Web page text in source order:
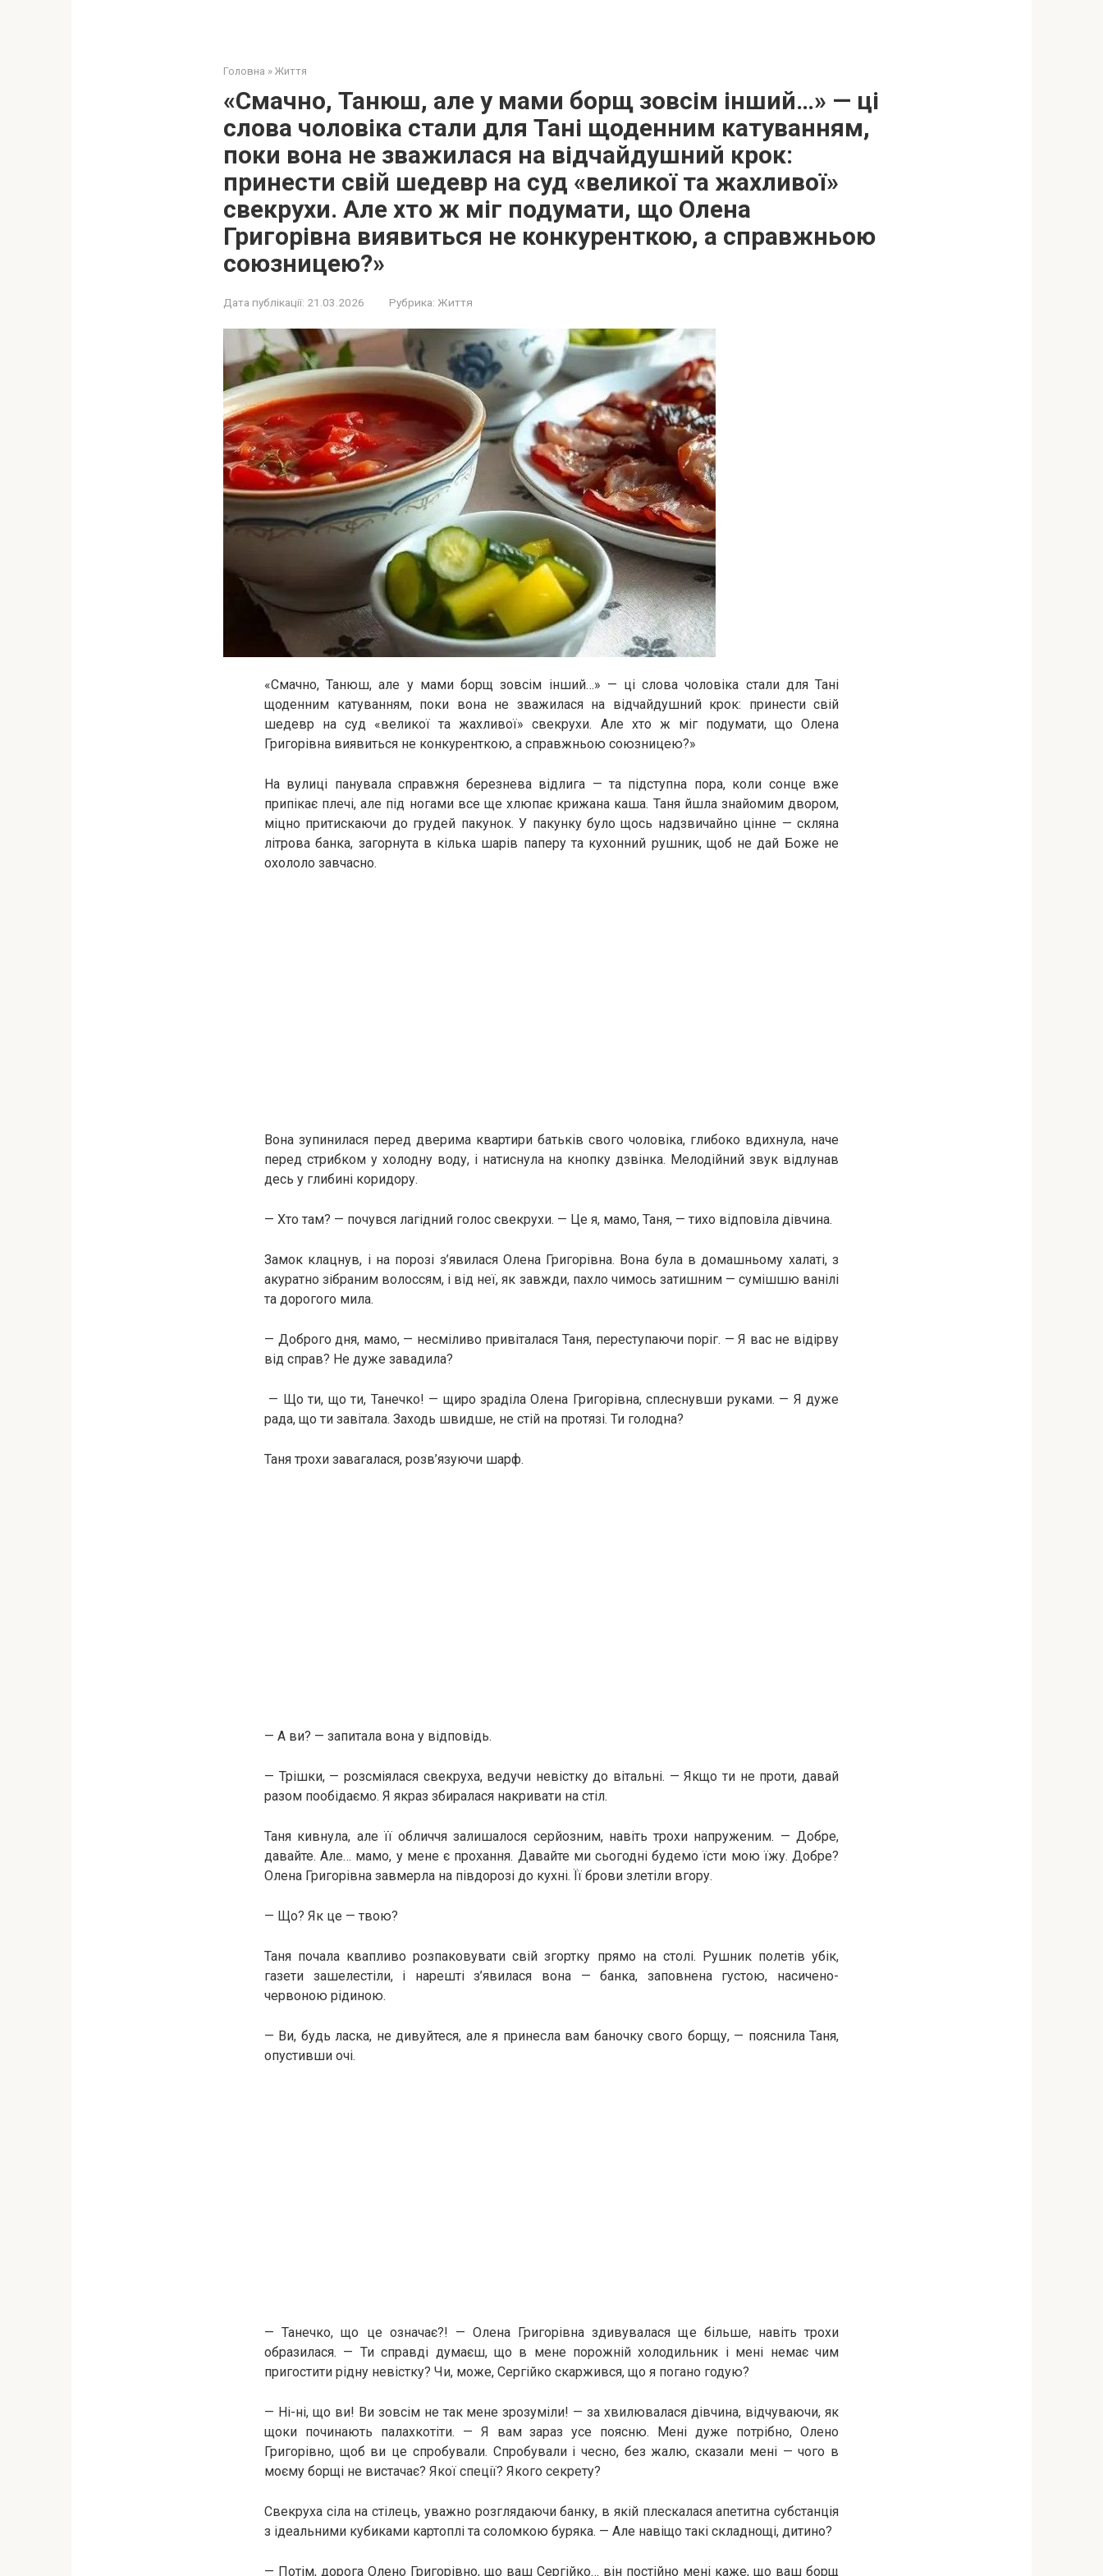
Головна » Життя
«Смачно, Танюш, але у мами борщ зовсім інший…» — ці
слова чоловіка стали для Тані щоденним катуванням,
поки вона не зважилася на відчайдушний крок:
принести свій шедевр на суд «великої та жахливої»
свекрухи. Але хто ж міг подумати, що Олена
Григорівна виявиться не конкуренткою, а справжньою
союзницею?»
Дата публікації: 21.03.2026 Рубрика: Життя
«Смачно, Танюш, але у мами борщ зовсім інший…» — ці слова чоловіка стали для Тані
щоденним катуванням, поки вона не зважилася на відчайдушний крок: принести свій
шедевр на суд «великої та жахливої» свекрухи. Але хто ж міг подумати, що Олена
Григорівна виявиться не конкуренткою, а справжньою союзницею?»
На вулиці панувала справжня березнева відлига — та підступна пора, коли сонце вже
припікає плечі, але під ногами все ще хлюпає крижана каша. Таня йшла знайомим двором,
міцно притискаючи до грудей пакунок. У пакунку було щось надзвичайно цінне — скляна
літрова банка, загорнута в кілька шарів паперу та кухонний рушник, щоб не дай Боже не
охололо завчасно.
Вона зупинилася перед дверима квартири батьків свого чоловіка, глибоко вдихнула, наче
перед стрибком у холодну воду, і натиснула на кнопку дзвінка. Мелодійний звук відлунав
десь у глибині коридору.
— Хто там? — почувся лагідний голос свекрухи. — Це я, мамо, Таня, — тихо відповіла дівчина.
Замок клацнув, і на порозі з’явилася Олена Григорівна. Вона була в домашньому халаті, з
акуратно зібраним волоссям, і від неї, як завжди, пахло чимось затишним — сумішшю ванілі
та дорогого мила.
— Доброго дня, мамо, — несміливо привіталася Таня, переступаючи поріг. — Я вас не відірву
від справ? Не дуже завадила?
— Що ти, що ти, Танечко! — щиро зраділа Олена Григорівна, сплеснувши руками. — Я дуже
рада, що ти завітала. Заходь швидше, не стій на протязі. Ти голодна?
Таня трохи завагалася, розв’язуючи шарф.
— А ви? — запитала вона у відповідь.
— Трішки, — розсміялася свекруха, ведучи невістку до вітальні. — Якщо ти не проти, давай
разом пообідаємо. Я якраз збиралася накривати на стіл.
Таня кивнула, але її обличчя залишалося серйозним, навіть трохи напруженим. — Добре,
давайте. Але… мамо, у мене є прохання. Давайте ми сьогодні будемо їсти мою їжу. Добре?
Олена Григорівна завмерла на півдорозі до кухні. Її брови злетіли вгору.
— Що? Як це — твою?
Таня почала квапливо розпаковувати свій згортку прямо на столі. Рушник полетів убік,
газети зашелестіли, і нарешті з’явилася вона — банка, заповнена густою, насичено-
червоною рідиною.
— Ви, будь ласка, не дивуйтеся, але я принесла вам баночку свого борщу, — пояснила Таня,
опустивши очі.
— Танечко, що це означає?! — Олена Григорівна здивувалася ще більше, навіть трохи
образилася. — Ти справді думаєш, що в мене порожній холодильник і мені немає чим
пригостити рідну невістку? Чи, може, Сергійко скаржився, що я погано годую?
— Ні-ні, що ви! Ви зовсім не так мене зрозуміли! — за хвилювалася дівчина, відчуваючи, як
щоки починають палахкотіти. — Я вам зараз усе поясню. Мені дуже потрібно, Олено
Григорівно, щоб ви це спробували. Спробували і чесно, без жалю, сказали мені — чого в
моєму борщі не вистачає? Якої спеції? Якого секрету?
Свекруха сіла на стілець, уважно розглядаючи банку, в якій плескалася апетитна субстанція
з ідеальними кубиками картоплі та соломкою буряка. — Але навіщо такі складнощі, дитино?
— Потім, дорога Олено Григорівно, що ваш Сергійко… він постійно мені каже, що ваш борщ